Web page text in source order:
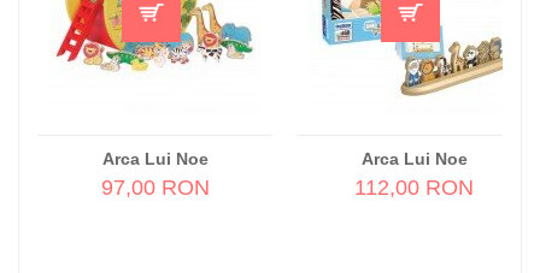
Arca Lui Noe
97,00 RON
Arca Lui Noe
112,00 RON